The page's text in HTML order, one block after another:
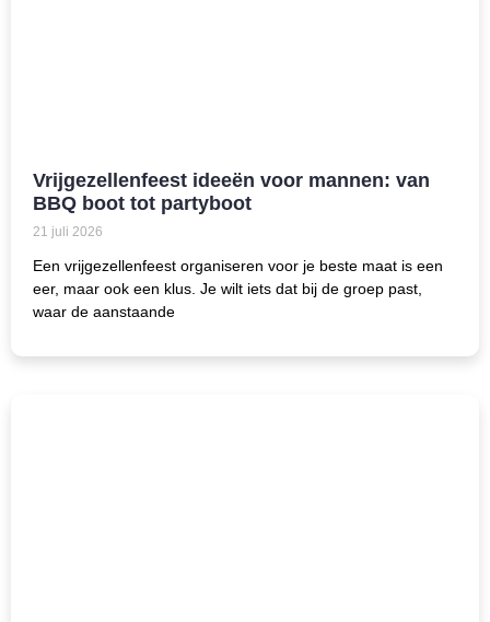
Vrijgezellenfeest ideeën voor mannen: van
BBQ boot tot partyboot
21 juli 2026
Een vrijgezellenfeest organiseren voor je beste maat is een
eer, maar ook een klus. Je wilt iets dat bij de groep past,
waar de aanstaande